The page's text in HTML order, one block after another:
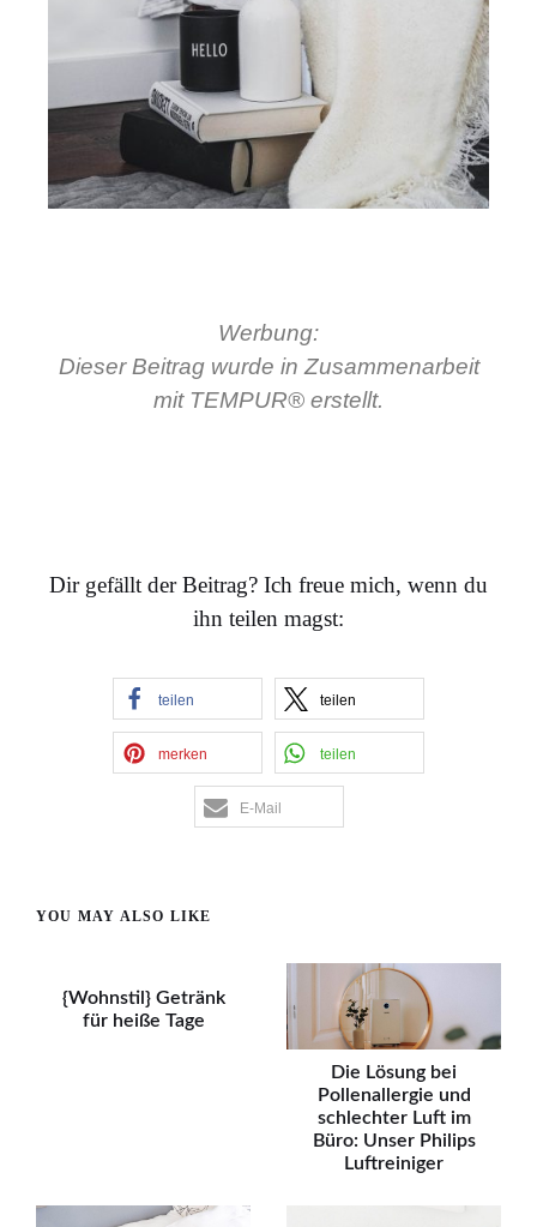
Werbung:
Dieser Beitrag wurde in Zusammenarbeit
mit TEMPUR® erstellt.
Dir gefällt der Beitrag? Ich freue mich, wenn du
ihn teilen magst:
teilen teilen
merken teilen
E-Mail
YOU MAY ALSO LIKE
{Wohnstil} Getränk
für heiße Tage
Die Lösung bei
Pollenallergie und
schlechter Luft im
Büro: Unser Philips
Luftreiniger